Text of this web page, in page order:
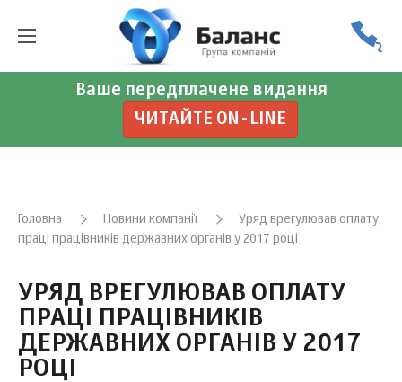
Ваше передплачене видання
ЧИТАЙТЕ ON-LINE
Головна Новини компанії
Уряд врегулював оплату
праці працівників державних органів у 2017 році
УРЯД ВРЕГУЛЮВАВ ОПЛАТУ
ПРАЦІ ПРАЦІВНИКІВ
ДЕРЖАВНИХ ОРГАНІВ У 2017
РОЦІ